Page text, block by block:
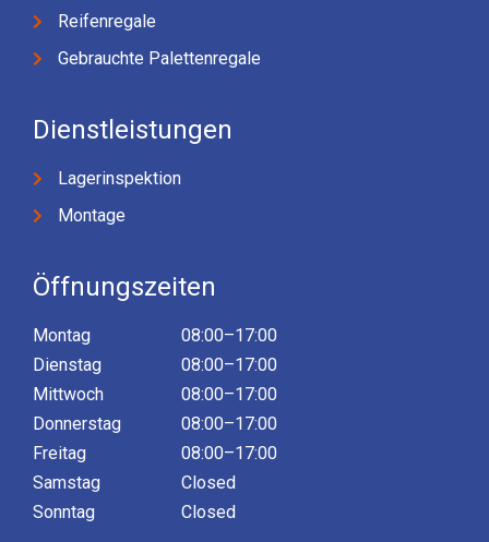
Reifenregale
Gebrauchte Palettenregale
Dienstleistungen
Lagerinspektion
Montage
Öffnungszeiten
Montag
Dienstag
Mittwoch
Donnerstag
Freitag
Samstag
Sonntag
08:00–17:00
08:00–17:00
08:00–17:00
08:00–17:00
08:00–17:00
Closed
Closed